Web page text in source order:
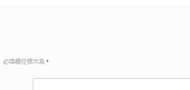
必填欄位標示為 *